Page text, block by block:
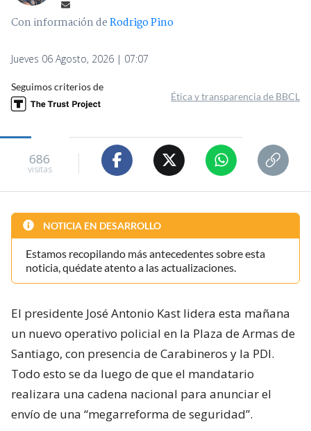
Con información deRodrigo Pino
Jueves 06 Agosto, 2026 | 07:07
Seguimos criterios de
Ética y transparencia de BBCL
686
visitas
NOTICIA EN DESARROLLO
Estamos recopilando más antecedentes sobre esta
noticia, quédate atento a las actualizaciones.
El presidente José Antonio Kast lidera esta mañana
un nuevo operativo policial en la Plaza de Armas de
Santiago, con presencia de Carabineros y la PDI.
Todo esto se da luego de que el mandatario
realizara una cadena nacional para anunciar el
envío de una “megarreforma de seguridad”.